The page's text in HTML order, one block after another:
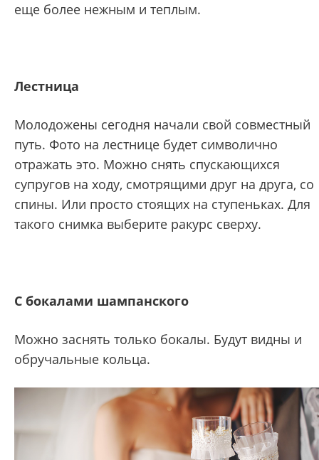
еще более нежным и теплым.
Лестница
Молодожены сегодня начали свой совместный
путь. Фото на лестнице будет символично
отражать это. Можно снять спускающихся
супругов на ходу, смотрящими друг на друга, со
спины. Или просто стоящих на ступеньках. Для
такого снимка выберите ракурс сверху.
С бокалами шампанского
Можно заснять только бокалы. Будут видны и
обручальные кольца.